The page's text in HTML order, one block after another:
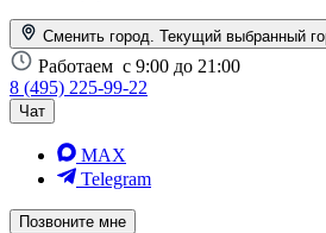
Сменить город. Текущий выбранный
Работаем с 9:00 до 21:00
8 (495) 225-99-22
Чат
MAX
Telegram
Позвоните мне